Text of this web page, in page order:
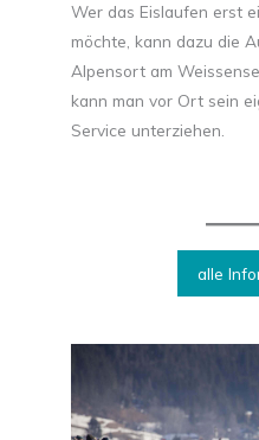
Wer das Eislaufen erst
möchte, kann dazu die
Alpensort am
kann man vor Ort sein
Service unterziehen.
alle